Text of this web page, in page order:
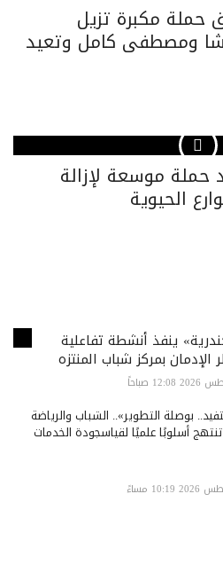
مكبرة تزيل
ومصطفى كامل وتعيد
موسعة لإزالة
الحيوية
ينفذ أنشطة تفاعلية
بمركز شباب المنتزه
بوصلة التطوير».. الشباب والرياضة
أسلوبًا علميًا لقياسجودة الخدمات